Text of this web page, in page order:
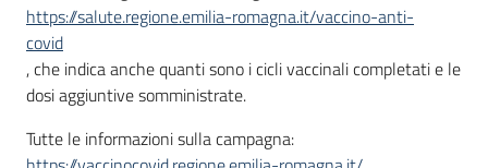
https://salute.regione.emilia-romagna.it/vaccino-anti-
covid
, che indica anche quanti sono i cicli vaccinali completati e le
dosi aggiuntive somministrate.
Tutte le informazioni sulla campagna: